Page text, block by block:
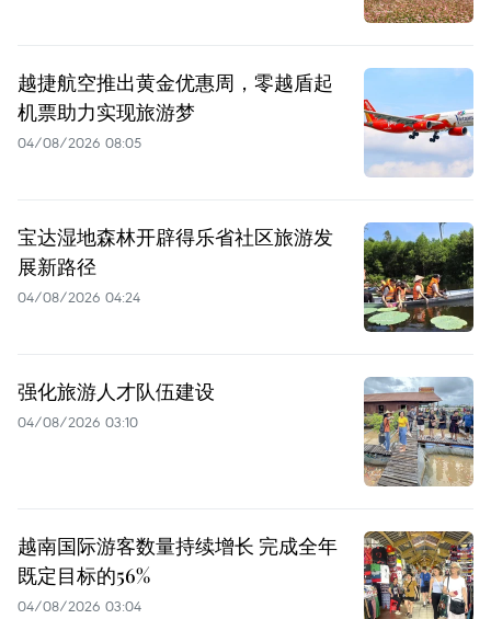
越捷航空推出黄金优惠周，零越盾起
机票助力实现旅游梦
04/08/2026 08:05
宝达湿地森林开辟得乐省社区旅游发
展新路径
04/08/2026 04:24
强化旅游人才队伍建设
04/08/2026 03:10
越南国际游客数量持续增长 完成全年
既定目标的56%
04/08/2026 03:04